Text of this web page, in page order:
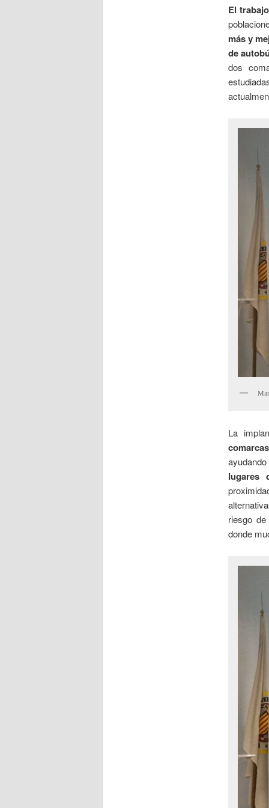
El
más y
de
dos
La
comarcas
lugares
riesgo
donde